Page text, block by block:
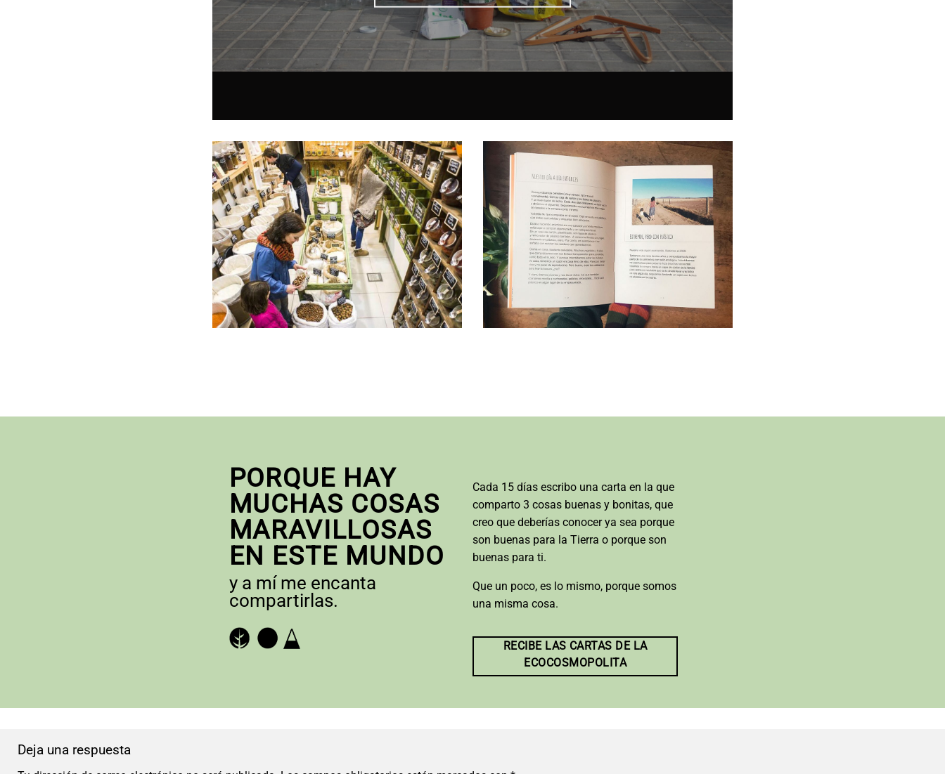
PORQUE HAY
MUCHAS COSAS
MARAVILLOSAS
EN ESTE MUNDO
y a mí me encanta
compartirlas.
Cada 15 días escribo una carta en la que
comparto 3 cosas buenas y bonitas, que
creo que deberías conocer ya sea porque
son buenas para la Tierra o porque son
buenas para ti.
Que un poco, es lo mismo, porque somos
una misma cosa.
RECIBE LAS CARTAS DE LA
ECOCOSMOPOLITA
Deja una respuesta